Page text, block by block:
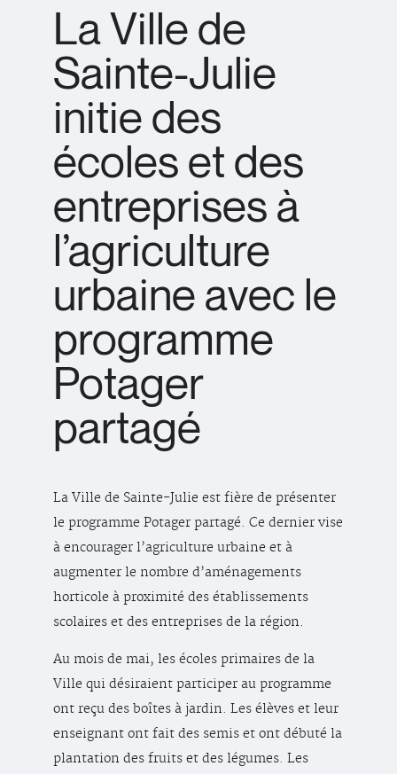
La Ville de
Sainte-Julie
initie des
écoles et des
entreprises à
l’agriculture
urbaine avec le
programme
Potager
partagé
La Ville de Sainte-Julie est fière de présenter
le programme Potager partagé. Ce dernier vise
à encourager l’agriculture urbaine et à
augmenter le nombre d’aménagements
horticole à proximité des établissements
scolaires et des entreprises de la région.
Au mois de mai, les écoles primaires de la
Ville qui désiraient participer au programme
ont reçu des boîtes à jardin. Les élèves et leur
enseignant ont fait des semis et ont débuté la
plantation des fruits et des légumes. Les